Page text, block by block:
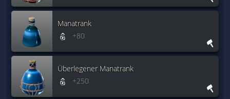
Manatrank
+80
Überlegener Manatrank
+250